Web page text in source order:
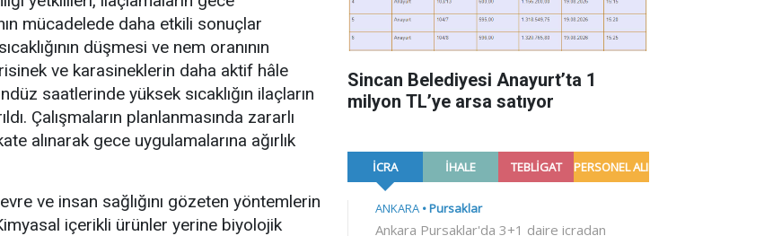
mücadelede daha etkili sonuçlar
düşmesi ve nem oranının
ve karasineklerin daha aktif hâle
saatlerinde yüksek sıcaklığın ilaçların
Çalışmaların planlanmasında zararlı
alınarak gece uygulamalarına ağırlık
ve insan sağlığını gözeten yöntemlerin
içerikli ürünler yerine biyolojik
Sincan Belediyesi Anayurt’ta 1
milyon TL’ye arsa satıyor